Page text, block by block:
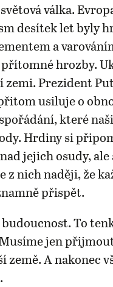
válka.
desítek let byly
a
hrozby.
Prezident
usiluje o
které
Hrdiny si
jejich osudy, ale
nich naději, že
přispět.
To
jen
A nakonec